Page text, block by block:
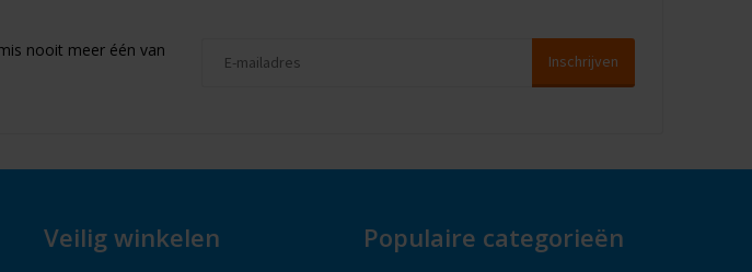
nooit meer één van
Veilig winkelen Populaire categorieën